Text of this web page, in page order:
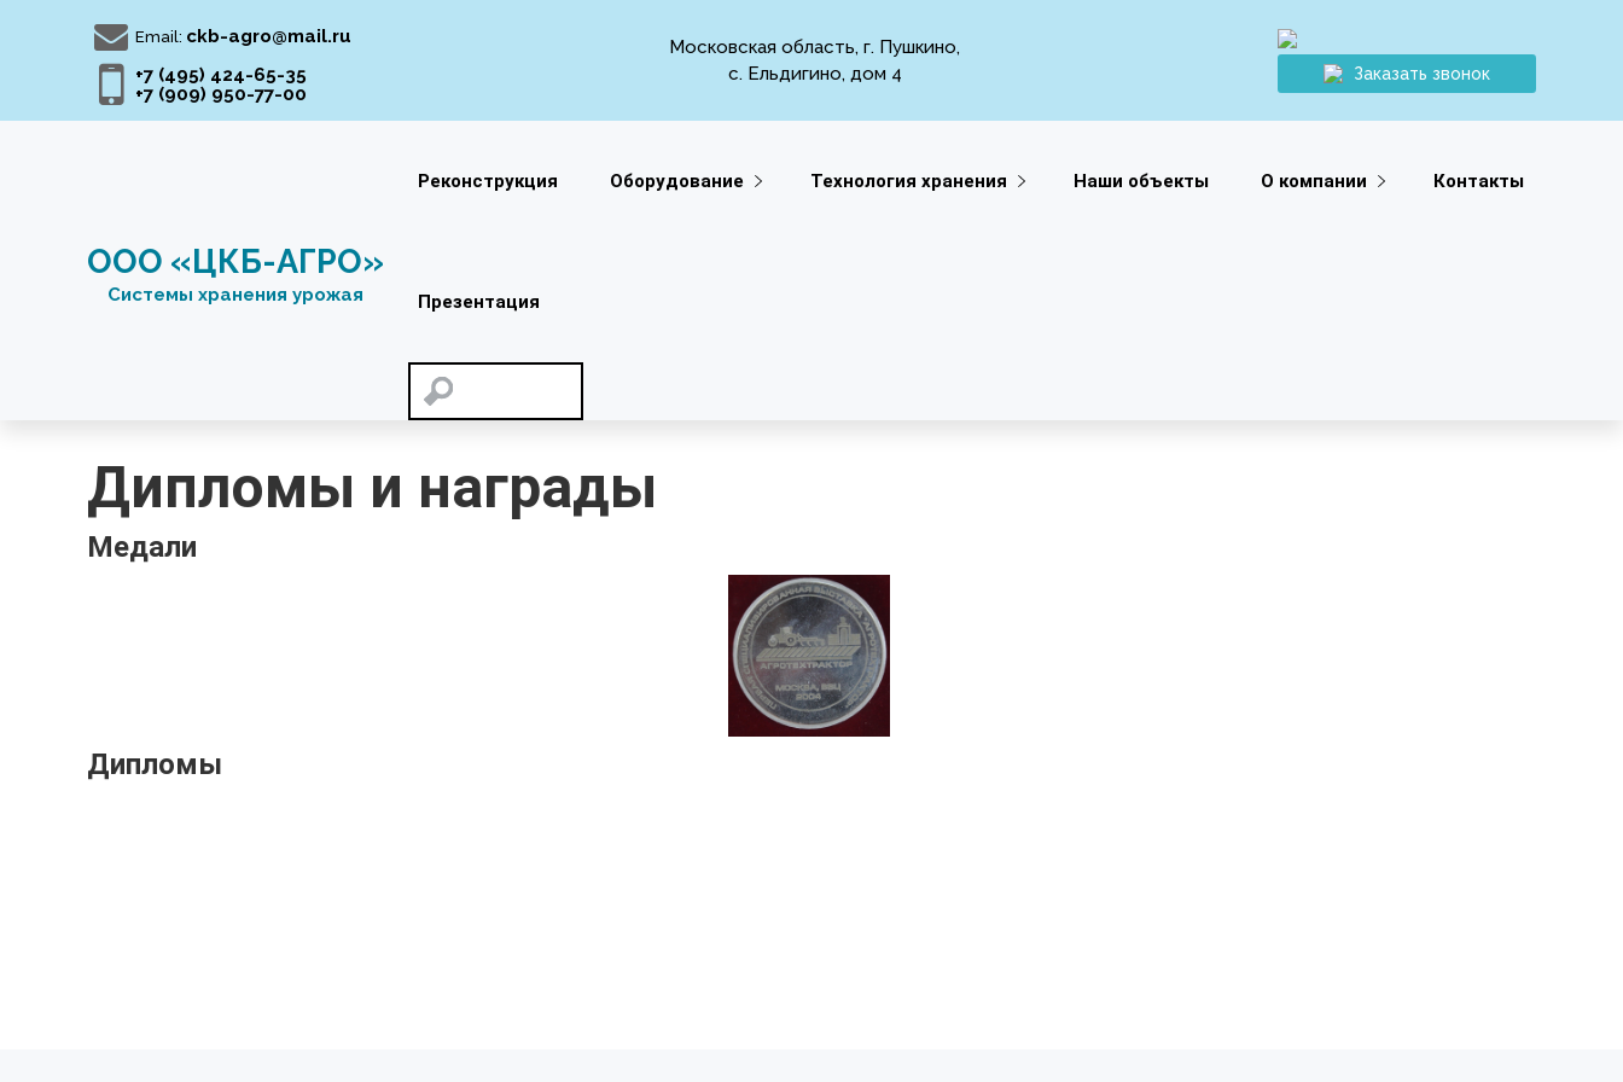
содержимому
Email: ckb-agro@mail.ru
+7 (495) 424-65-35
+7 (909) 950-77-00
Московская область, г. Пушкино,
с. Ельдигино, дом 4
Заказать звонок
ООО «ЦКБ-АГРО»
Системы хранения урожая
Реконструкция Оборудование Технология хранения Наши объекты О компании Контакты
Презентация
Дипломы и награды
Медали
Дипломы